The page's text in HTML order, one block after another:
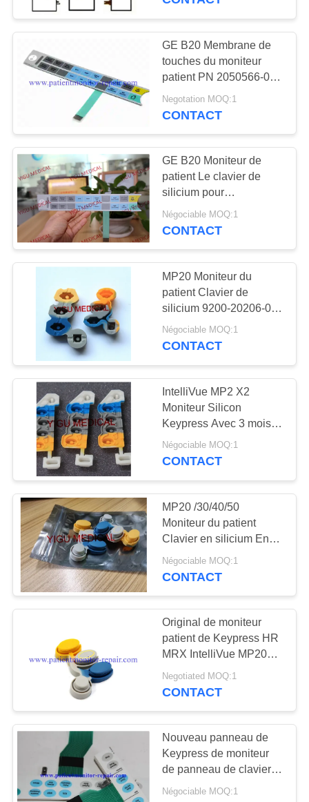
CONTRÔLE
DE
LA
QUALITÉ
CONTACTER
DEMANDEZ
UN DEVIS
NEWS
PLAN
PRIVACY
POLICY
moniteur patient
module de moniteur
patient
391
Pièces de machine
de défibrillateur
Pièces de rechange
d'ECG
93
Moniteur patient
utilisé
Oxymètre utilisé
d'impulsion
GE B20 Membrane de
touches du moniteur
patient PN 2050566-002
02EN
Negotation MOQ:1
CONTACT
GE B20 Moniteur de
patient Le clavier de
silicium pour
CARESCAPE B20
Négociable MOQ:1
CONTACT
MP20 Moniteur du
patient Clavier de
silicium 9200-20206-001
Moniteur Clavier de
silicium avec 3 mois de
Négociable MOQ:1
CONTACT
IntelliVue MP2 X2
Moniteur Silicon
Keypress Avec 3 mois
de garantie
Négociable MOQ:1
CONTACT
MP20 /30/40/50
Moniteur du patient
Clavier en silicium En
nouvel état
Négociable MOQ:1
CONTACT
Original de moniteur
patient de Keypress HR
MRX IntelliVue MP20
MP30 de silicium
Negotiated MOQ:1
CONTACT
Nouveau panneau de
Keypress de moniteur
de panneau de clavier
numérique d'Ohmeda
Négociable MOQ:1